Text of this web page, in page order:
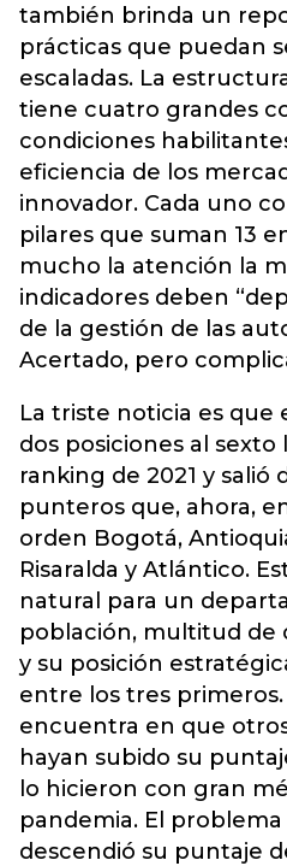
también brinda un
prácticas que puedan
escaladas. La
tiene cuatro grandes
condiciones
eficiencia de los
innovador. Cada uno
pilares que suman 13
mucho la atención la
indicadores deben
de la gestión de las
Acertado, pero
La triste noticia es que
dos posiciones al sexto
ranking de 2021 y salió
punteros que, ahora,
orden Bogotá,
Risaralda y Atlántico.
natural para un
población, multitud de
y su posición
entre los tres primeros.
encuentra en que
hayan subido su
lo hicieron con gran
pandemia. El problema
descendió su puntaje